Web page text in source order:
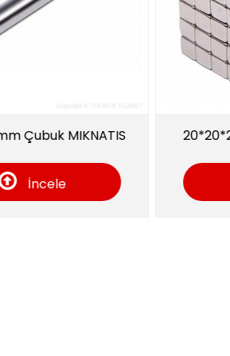
20*20*20 mm Küp Neodyum
İncele